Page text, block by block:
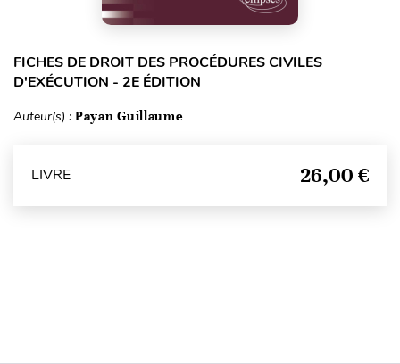
FICHES DE DROIT DES PROCÉDURES CIVILES
D'EXÉCUTION - 2E ÉDITION
Auteur(s) : Payan Guillaume
LIVRE 26,00 €